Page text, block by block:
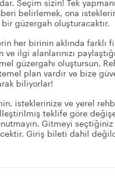
Seçim sizin! Tek
belirlemek, ona
güzergah oluşturacaktır.
her birinin aklında farklı
ilgi alanlarınızı
güzergahı oluştursun.
plan vardır ve bize
biliyorlar!
isteklerinize ve yerel
teklife göre
Gitmeyi
Giriş bileti dahil